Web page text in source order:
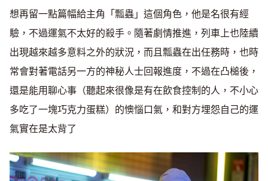
想再留一點篇幅給主角「瓢蟲」這個角色，他是名很有經
驗，不過運氣不太好的殺手。隨著劇情推進，列車上也陸續
出現越來越多意料之外的狀況，而且瓢蟲在出任務時，也時
常會對著電話另一方的神秘人士回報進度，不過在凸槌後，
還是能用聊心事（聽起來很像是有在飲食控制的人，不小心
多吃了一塊巧克力蛋糕）的懊惱口氣，和對方埋怨自己的運
氣實在是太背了